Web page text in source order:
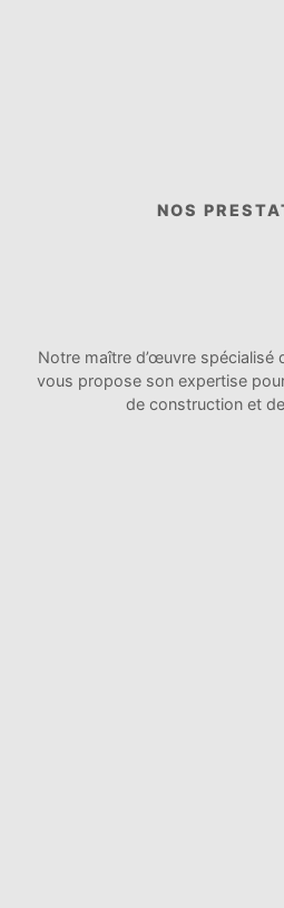
NOS
Notre maître d’œuvre spécialisé
vous propose son expertise
de construction et